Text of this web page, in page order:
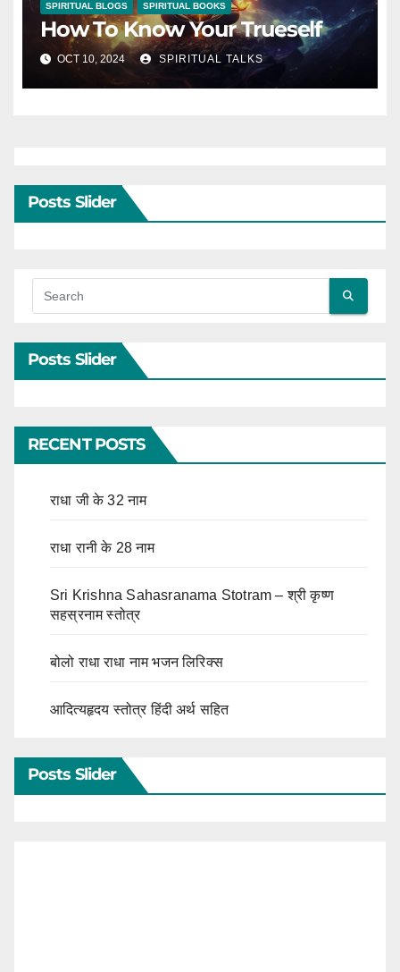
SPIRITUAL BLOGS SPIRITUAL BOOKS
How To Know Your Trueself
OCT 10, 2024 SPIRITUAL TALKS
Posts Slider
Posts Slider
RECENT POSTS
राधा जी के 32 नाम
राधा रानी के 28 नाम
Sri Krishna Sahasranama Stotram – श्री कृष्ण
सहस्रनाम स्तोत्र
बोलो राधा राधा नाम भजन लिरिक्स
आदित्यहृदय स्तोत्र हिंदी अर्थ सहित
Posts Slider